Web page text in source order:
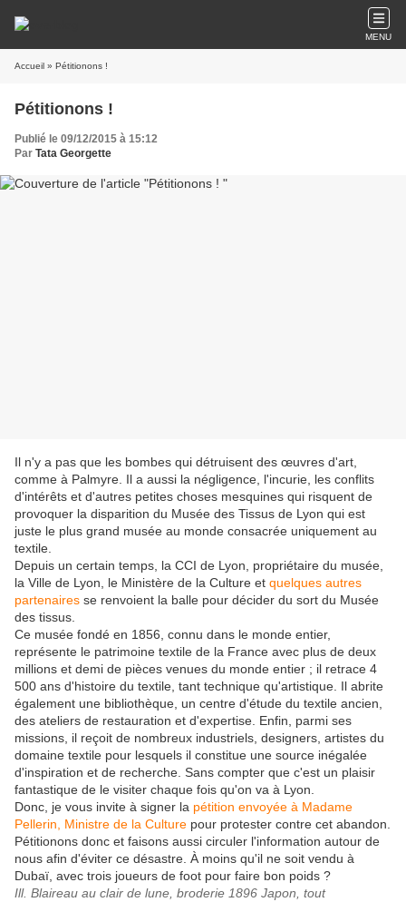
MENU
Accueil » Pétitionons !
Pétitionons !
Publié le 09/12/2015 à 15:12
Par Tata Georgette
Il n'y a pas que les bombes qui détruisent des œuvres d'art,
comme à Palmyre. Il a aussi la négligence, l'incurie, les conflits
d'intérêts et d'autres petites choses mesquines qui risquent de
provoquer la disparition du Musée des Tissus de Lyon qui est
juste le plus grand musée au monde consacrée uniquement au
textile.
Depuis un certain temps, la CCI de Lyon, propriétaire du musée,
la Ville de Lyon, le Ministère de la Culture et quelques autres
partenaires se renvoient la balle pour décider du sort du Musée
des tissus.
Ce musée fondé en 1856, connu dans le monde entier,
représente le patrimoine textile de la France avec plus de deux
millions et demi de pièces venues du monde entier ; il retrace 4
500 ans d'histoire du textile, tant technique qu'artistique. Il abrite
également une bibliothèque, un centre d'étude du textile ancien,
des ateliers de restauration et d'expertise. Enfin, parmi ses
missions, il reçoit de nombreux industriels, designers, artistes du
domaine textile pour lesquels il constitue une source inégalée
d'inspiration et de recherche. Sans compter que c'est un plaisir
fantastique de le visiter chaque fois qu'on va à Lyon.
Donc, je vous invite à signer la pétition envoyée à Madame
Pellerin, Ministre de la Culture pour protester contre cet abandon.
Pétitionons donc et faisons aussi circuler l'information autour de
nous afin d'éviter ce désastre. À moins qu'il ne soit vendu à
Dubaï, avec trois joueurs de foot pour faire bon poids ?
Ill. Blaireau au clair de lune, broderie 1896 Japon, tout